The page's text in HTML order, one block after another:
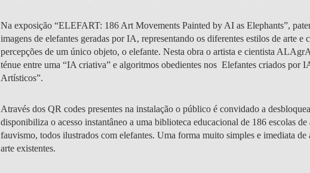
Na exposição “ELEFART: 186 Art Movements Painted by AI as Elephants”,
imagens de elefantes geradas por IA, representando os diferentes estilos de arte e
percepções de um único objeto, o elefante. Nesta obra o artista e cientista
ténue entre uma “IA criativa” e algoritmos obedientes nos Elefantes criados por
Artísticos”.
Através dos QR codes presentes na instalação o público é convidado a
disponibiliza o acesso instantâneo a uma biblioteca educacional de 186 escolas
fauvismo, todos ilustrados com elefantes. Uma forma muito simples e imediata
arte existentes.